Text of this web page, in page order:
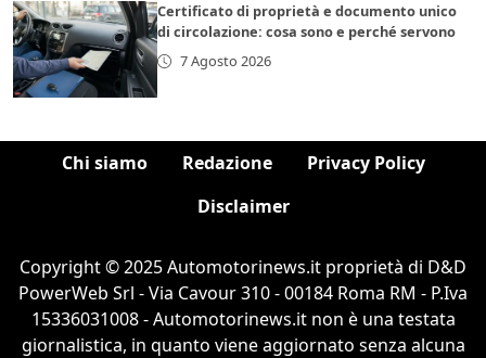
Certificato di proprietà e documento unico
di circolazione: cosa sono e perché servono
7 Agosto 2026
Chi siamo Redazione
Privacy Policy
Disclaimer
Copyright © 2025 Automotorinews.it proprietà di D&D
PowerWeb Srl - Via Cavour 310 - 00184 Roma RM - P.Iva
15336031008 - Automotorinews.it non è una testata
giornalistica, in quanto viene aggiornato senza alcuna